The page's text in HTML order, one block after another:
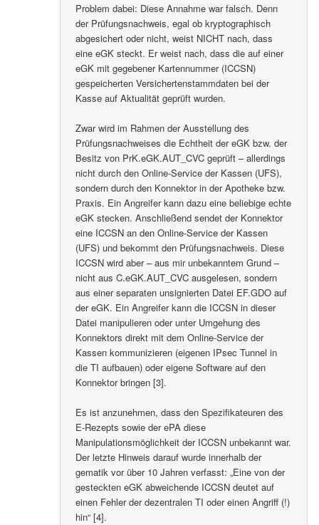
Problem dabei: Diese Annahme war falsch. Denn
der Prüfungsnachweis, egal ob kryptographisch
abgesichert oder nicht, weist NICHT nach, dass
eine eGK steckt. Er weist nach, dass die auf einer
eGK mit gegebener Kartennummer (ICCSN)
gespeicherten Versichertenstammdaten bei der
Kasse auf Aktualität geprüft wurden.
Zwar wird im Rahmen der Ausstellung des
Prüfungsnachweises die Echtheit der eGK bzw. der
Besitz von PrK.eGK.AUT_CVC geprüft – allerdings
nicht durch den Online-Service der Kassen (UFS),
sondern durch den Konnektor in der Apotheke bzw.
Praxis. Ein Angreifer kann dazu eine beliebige echte
eGK stecken. Anschließend sendet der Konnektor
eine ICCSN an den Online-Service der Kassen
(UFS) und bekommt den Prüfungsnachweis. Diese
ICCSN wird aber – aus mir unbekanntem Grund –
nicht aus C.eGK.AUT_CVC ausgelesen, sondern
aus einer separaten unsignierten Datei EF.GDO auf
der eGK. Ein Angreifer kann die ICCSN in dieser
Datei manipulieren oder unter Umgehung des
Konnektors direkt mit dem Online-Service der
Kassen kommunizieren (eigenen IPsec Tunnel in
die TI aufbauen) oder eigene Software auf den
Konnektor bringen [3].
Es ist anzunehmen, dass den Spezifikateuren des
E-Rezepts sowie der ePA diese
Manipulationsmöglichkeit der ICCSN unbekannt war.
Der letzte Hinweis darauf wurde innerhalb der
gematik vor über 10 Jahren verfasst: „Eine von der
gesteckten eGK abweichende ICCSN deutet auf
einen Fehler der dezentralen TI oder einen Angriff (!)
hin“ [4].